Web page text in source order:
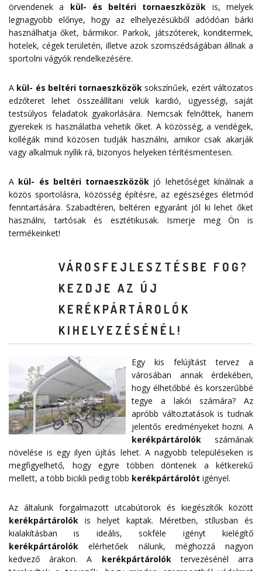
örvendenek a kül- és beltéri tornaeszközök is, melyek
legnagyobb előnye, hogy az elhelyezésükből adódóan bárki
használhatja őket, bármikor. Parkok, játszóterek, konditermek,
hotelek, cégek területén, illetve azok szomszédságában állnak a
sportolni vágyók rendelkezésére.
A kül- és beltéri tornaeszközök sokszínűek, ezért változatos
edzőteret lehet összeállítani velük kardió, ügyességi, saját
testsúlyos feladatok gyakorlására. Nemcsak felnőttek, hanem
gyerekek is használatba vehetik őket. A közösség, a vendégek,
kollégák mind közösen tudják használni, amikor csak akarják
vagy alkalmuk nyílik rá, bizonyos helyeken térítésmentesen.
A kül- és beltéri tornaeszközök jó lehetőséget kínálnak a
közös sportolásra, közösség építésre, az egészséges életmód
fenntartására. Szabadtéren, beltéren egyaránt jól ki lehet őket
használni, tartósak és esztétikusak. Ismerje meg Ön is
termékeinket!
VÁROSFEJLESZTÉSBE FOG?
KEZDJE AZ ÚJ
KERÉKPÁRTÁROLÓK
KIHELYEZÉSÉNÉL!
Egy kis felújítást tervez a
városában annak érdekében,
hogy élhetőbbé és korszerűbbé
tegye a lakói számára? Az
apróbb változtatások is tudnak
jelentős eredményeket hozni. A
kerékpártárolók számának
növelése is egy ilyen újítás lehet. A nagyobb településeken is
megfigyelhető, hogy egyre többen döntenek a kétkerekű
mellett, a több bicikli pedig több kerékpártárolót igényel.
Az általunk forgalmazott utcabútorok és kiegészítők között
kerékpártárolók is helyet kaptak. Méretben, stílusban és
kialakításban is ideális, sokféle igényt kielégítő
kerékpártárolók elérhetőek nálunk, méghozzá nagyon
kedvező árakon. A kerékpártárolóktervezésénél arra